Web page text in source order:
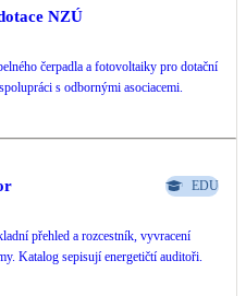
vody
NZÚ
čerpadla a fotovoltaiky pro dotační
s odbornými asociacemi.
EDU
přehled a rozcestník, vyvracení
Katalog sepisují energetičtí auditoři.